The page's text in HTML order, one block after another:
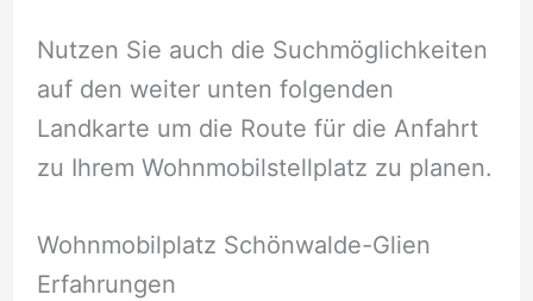
Nutzen Sie auch die Suchmöglichkeiten
auf den weiter unten folgenden
Landkarte um die Route für die Anfahrt
zu Ihrem Wohnmobilstellplatz zu planen.
Wohnmobilplatz Schönwalde-Glien
Erfahrungen